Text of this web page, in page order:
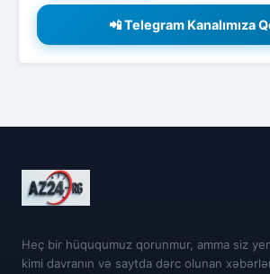
📲 Telegram Kanalımıza
Heç bir hüququmuz qorunmur, amma siz
kimi davranın və saytda dərc olunan